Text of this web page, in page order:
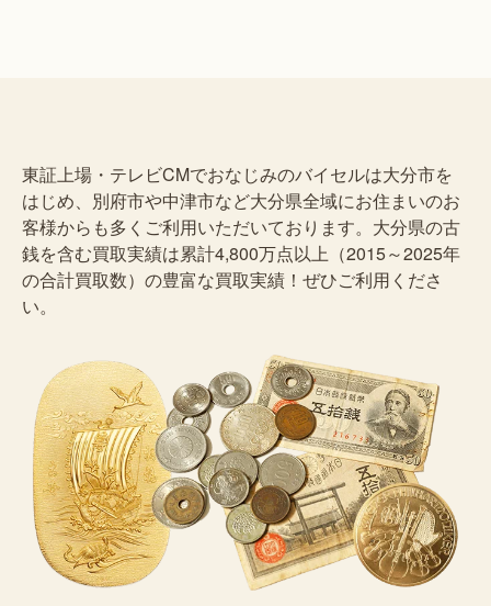
東証上場・テレビCMでおなじみのバイセルは大分市を
はじめ、別府市や中津市など大分県全域にお住まいのお
客様からも多くご利用いただいております。大分県の古
銭を含む買取実績は累計4,800万点以上（2015～2025年
の合計買取数）の豊富な買取実績！ぜひご利用くださ
い。